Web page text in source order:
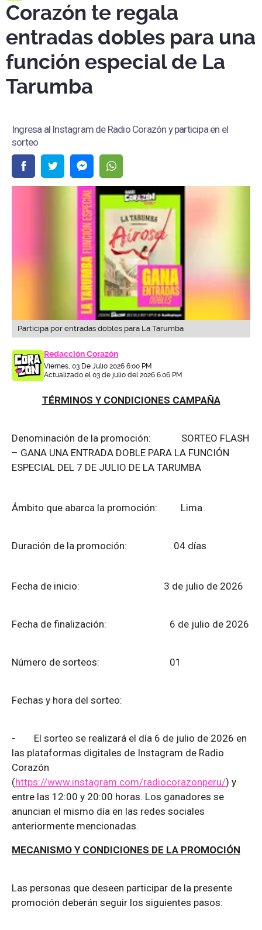
Corazón te regala
entradas dobles para una
función especial de La
Tarumba
Ingresa al Instagram de Radio Corazón y participa en el
sorteo
Participa por entradas dobles para La Tarumba
Redacción Corazón
Viernes, 03 De Julio 2026 6:00 PM
Actualizado el 03 de julio del 2026 6:06 PM
TÉRMINOS Y CONDICIONES CAMPAÑA
Denominación de la promoción: SORTEO FLASH
– GANA UNA ENTRADA DOBLE PARA LA FUNCIÓN
ESPECIAL DEL 7 DE JULIO DE LA TARUMBA
Ámbito que abarca la promoción: Lima
Duración de la promoción: 04 días
Fecha de inicio: 3 de julio de 2026
Fecha de finalización: 6 de julio de 2026
Número de sorteos: 01
Fechas y hora del sorteo:
- El sorteo se realizará el día 6 de julio de 2026 en
las plataformas digitales de Instagram de Radio
Corazón
(https://www.instagram.com/radiocorazonperu/) y
entre las 12:00 y 20:00 horas. Los ganadores se
anuncian el mismo día en las redes sociales
anteriormente mencionadas.
MECANISMO Y CONDICIONES DE LA PROMOCIÓN
Las personas que deseen participar de la presente
promoción deberán seguir los siguientes pasos: